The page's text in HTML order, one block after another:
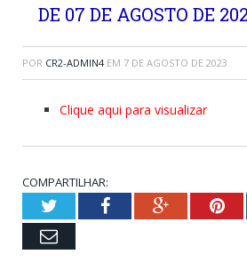
DE 07 DE AGOSTO DE
POR CR2-ADMIN4 EM 7 DE AGOSTO DE 2023
Clique aqui para visualizar
COMPARTILHAR:
TwitterFacebookGoogle+
Email